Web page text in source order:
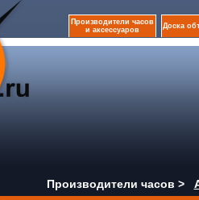
Производители часов
и аксессуаров
Доска
Производители часов >